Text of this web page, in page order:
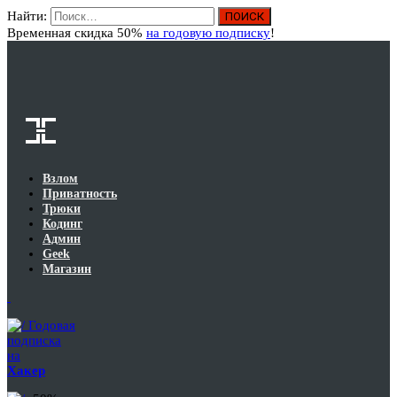
Найти:
Временная скидка 50% на годовую подписку!
Взлом
Приватность
Трюки
Кодинг
Админ
Geek
Магазин
Годовая
подписка
на
Хакер